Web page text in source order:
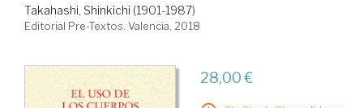
Takahashi, Shinkichi (1901-1987)
Editorial Pre-Textos. Valencia, 2018
28,00 €